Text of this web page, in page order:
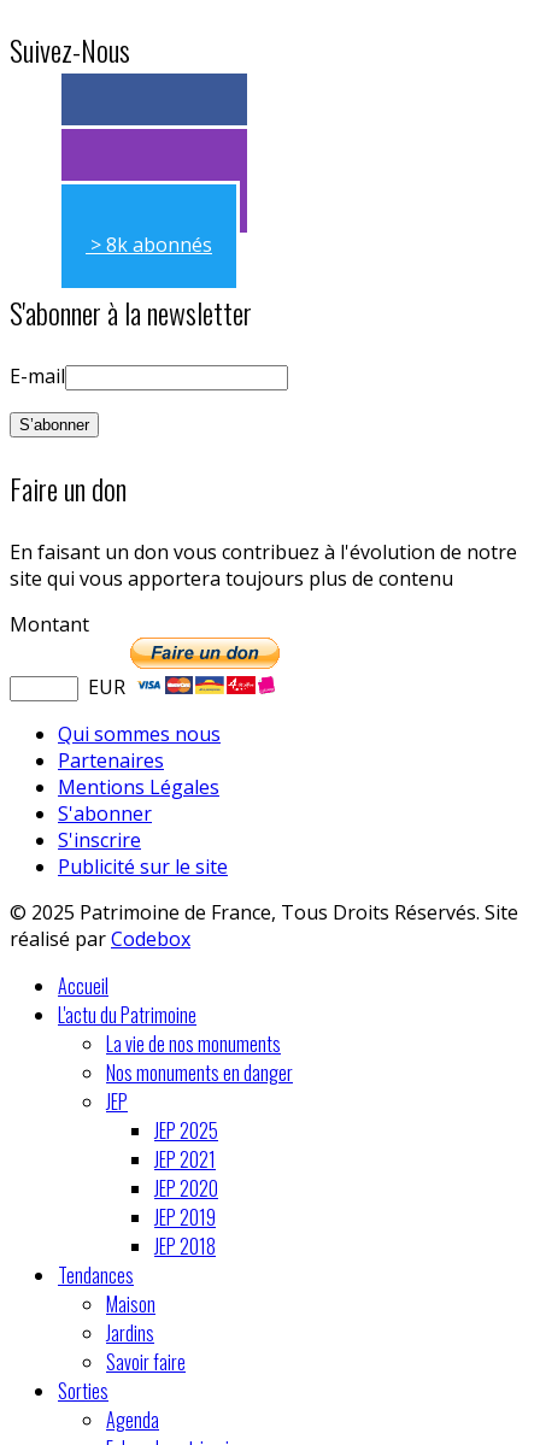
Suivez-Nous
> 11k abonnés
> 11k abonnés
> 8k abonnés
S'abonner à la newsletter
E-mail
Faire un don
En faisant un don vous contribuez à l'évolution de notre
site qui vous apportera toujours plus de contenu
Montant
EUR
Qui sommes nous
Partenaires
Mentions Légales
S'abonner
S'inscrire
Publicité sur le site
© 2025 Patrimoine de France, Tous Droits Réservés. Site
réalisé parCodebox
Accueil
L'actu du Patrimoine
La vie de nos monuments
Nos monuments en danger
JEP
JEP 2025
JEP 2021
JEP 2020
JEP 2019
JEP 2018
Tendances
Maison
Jardins
Savoir faire
Sorties
Agenda